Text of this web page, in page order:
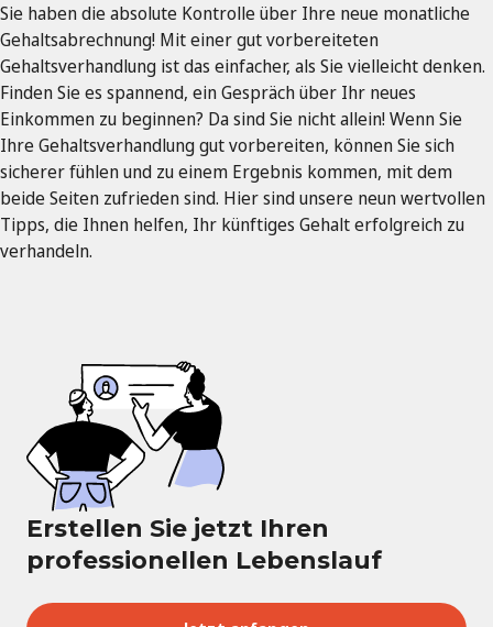
Sie haben die absolute Kontrolle über Ihre neue monatliche
Gehaltsabrechnung! Mit einer gut vorbereiteten
Gehaltsverhandlung ist das einfacher, als Sie vielleicht denken.
Finden Sie es spannend, ein Gespräch über Ihr neues
Einkommen zu beginnen? Da sind Sie nicht allein! Wenn Sie
Ihre Gehaltsverhandlung gut vorbereiten, können Sie sich
sicherer fühlen und zu einem Ergebnis kommen, mit dem
beide Seiten zufrieden sind. Hier sind unsere neun wertvollen
Tipps, die Ihnen helfen, Ihr künftiges Gehalt erfolgreich zu
verhandeln.
Erstellen Sie jetzt Ihren
professionellen Lebenslauf